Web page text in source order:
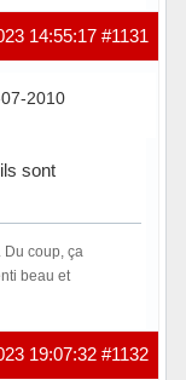
#1131
14:55:17
2010
sont
Du coup, ça
beau et
#1132
19:07:32